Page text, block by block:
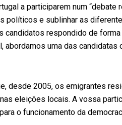
a participarem num “debate
políticos e sublinhar as
respondido de
uma das
desde 2005, os emigrantes
eleições locais. A vossa
o funcionamento da